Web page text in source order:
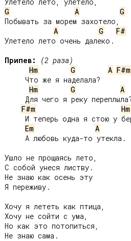
G
A
G
Побывать за морем захотело,
A
G
F#
Улетело лето очень далеко.
Припев:
(2 раза)
Hm
G A F#m
Hm
G
A
F#m
Hm
Em
A
Ушло не прощаясь лето,
С собой унеся листву.
Не знаю как осень эту
Я переживу.
Хочу я лететь как птица,
Хочу не сойти с ума,
Но как это потопиться,
Не знаю сама.